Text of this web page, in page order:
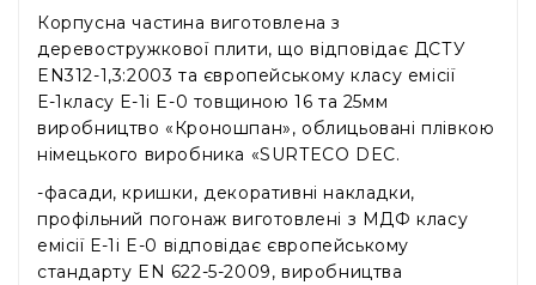
Корпусна частина виготовлена ​​з
деревостружкової плити, що відповідає ДСТУ
EN312-1,3:2003 та європейському класу емісії
Е-1класу Е-1і E-0 товщиною 16 та 25мм
виробництво «Кроношпан», облицьовані плівкою
німецького виробника «SURTECO DEC.
-фасади, кришки, декоративні накладки,
профільний погонаж виготовлені з МДФ класу
емісії Е-1і E-0 відповідає європейському
стандарту EN 622-5-2009, виробництва